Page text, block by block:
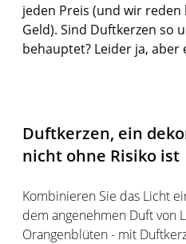
jeden Preis (und wir
Geld). Sind Duftkerzen so
behauptet? Leider ja, aber
Duftkerzen, ein
nicht ohne Risiko ist
Kombinieren Sie das Licht
dem angenehmen Duft von
Orangenblüten - mit